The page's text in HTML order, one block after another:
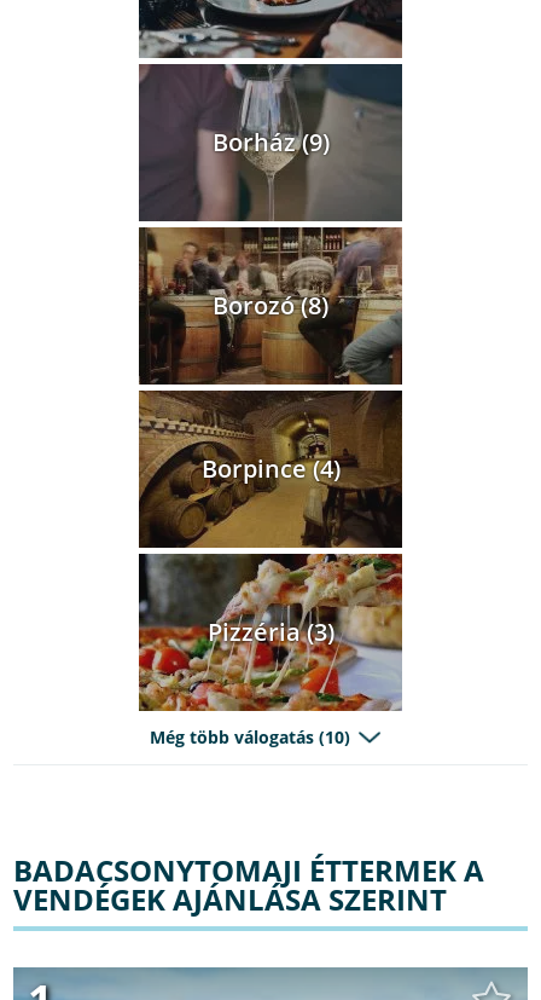
Borház (9)
Borozó (8)
Borpince (4)
Pizzéria (3)
Még több válogatás (10)
BADACSONYTOMAJI ÉTTERMEK A
VENDÉGEK AJÁNLÁSA SZERINT